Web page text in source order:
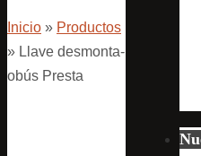
Inicio » Productos
» Llave desmonta-
obús Presta